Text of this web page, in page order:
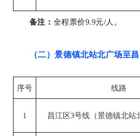
备注： 全程票价9.9元/人。
（二）景德镇北站北广场至
序号 线路
1 昌江区3号线（景德镇北站